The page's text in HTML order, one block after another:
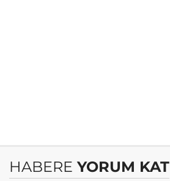
HABERE YORUM KAT